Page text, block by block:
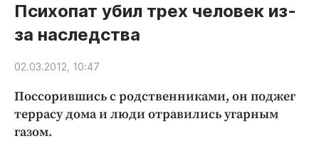
Новости компаний
Статьи
Народные новости
Благоустройство
Криминал
Психопат убил трех человек из-
за наследства
02.03.2012, 10:47
Поссорившись с родственниками, он поджег
террасу дома и люди отравились угарным
газом.